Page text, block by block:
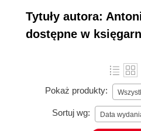
Tytuły autora:
dostępne w
Pokaż produkty:
Sortuj wg: Data